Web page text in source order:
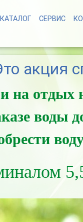
КАТАЛОГ СЕРВИС
акция
на отдых
воды